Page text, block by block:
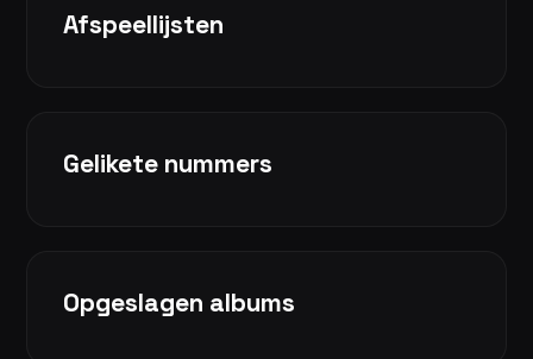
Afspeellijsten
Gelikete nummers
Opgeslagen albums